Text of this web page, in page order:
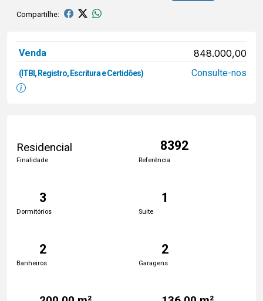
Compartilhe:
Venda 848.000,00
(ITBI, Registro, Escritura e Certidões) Consulte-nos
Residencial
Finalidade
8392
Referência
3
Dormitórios
1
Suite
2
Banheiros
2
Garagens